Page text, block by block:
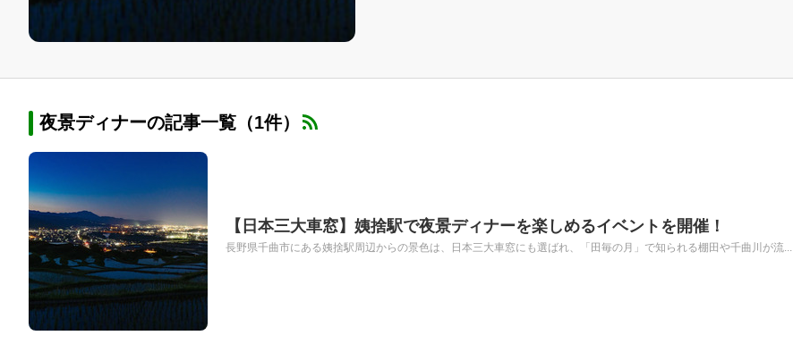
夜景ディナーの記事一覧（1件）
【日本三大車窓】姨捨駅で夜景ディナーを楽しめるイベントを開催！
長野県千曲市にある姨捨駅周辺からの景色は、日本三大車窓にも選ばれ、「田毎の月」で知られる棚田や千曲川が流...